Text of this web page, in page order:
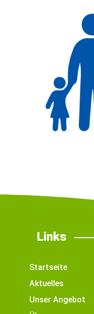
Links
Startseite
Aktuelles
Unser Angebot